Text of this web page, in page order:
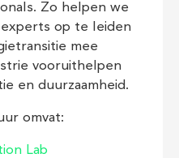
Zo helpen we
op te leiden
mee
vooruithelpen
en duurzaamheid.
omvat:
Lab